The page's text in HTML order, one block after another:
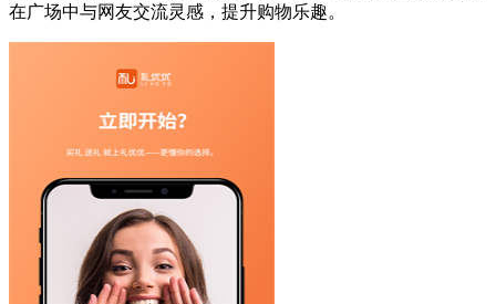
在广场中与网友交流灵感，提升购物乐趣。